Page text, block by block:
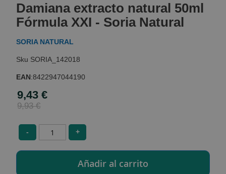
the
beginning
of
the
gallery
Damiana extracto natural 50ml
Fórmula XXI - Soria Natural
SORIA NATURAL
SORIA_142018
EAN:8422947044190
Special
Price
9,43 €
9,93 €
- +